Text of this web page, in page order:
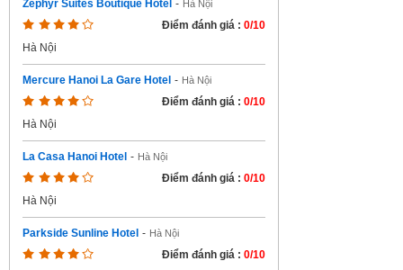
Zephyr Suites Boutique Hotel - Hà Nội
Điểm đánh giá : 0/10
Hà Nội
Mercure Hanoi La Gare Hotel - Hà Nội
Điểm đánh giá : 0/10
Hà Nội
La Casa Hanoi Hotel - Hà Nội
Điểm đánh giá : 0/10
Hà Nội
Parkside Sunline Hotel - Hà Nội
Điểm đánh giá : 0/10